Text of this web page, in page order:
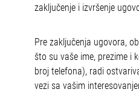
zaključenje i izvršenje
Pre zaključenja ugovora,
što su vaše ime, prezime i
broj telefona), radi
vezi sa vašim